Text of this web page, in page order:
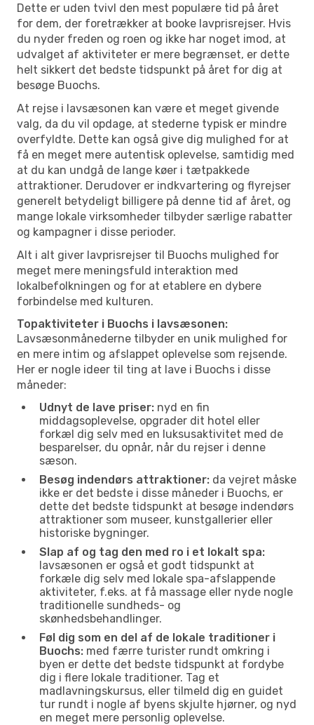
Dette er uden tvivl den mest populære tid på året
for dem, der foretrækker at booke lavprisrejser. Hvis
du nyder freden og roen og ikke har noget imod, at
udvalget af aktiviteter er mere begrænset, er dette
helt sikkert det bedste tidspunkt på året for dig at
besøge Buochs.
At rejse i lavsæsonen kan være et meget givende
valg, da du vil opdage, at stederne typisk er mindre
overfyldte. Dette kan også give dig mulighed for at
få en meget mere autentisk oplevelse, samtidig med
at du kan undgå de lange køer i tætpakkede
attraktioner. Derudover er indkvartering og flyrejser
generelt betydeligt billigere på denne tid af året, og
mange lokale virksomheder tilbyder særlige rabatter
og kampagner i disse perioder.
Alt i alt giver lavprisrejser til Buochs mulighed for
meget mere meningsfuld interaktion med
lokalbefolkningen og for at etablere en dybere
forbindelse med kulturen.
Topaktiviteter i Buochs i lavsæsonen:
Lavsæsonmånederne tilbyder en unik mulighed for
en mere intim og afslappet oplevelse som rejsende.
Her er nogle ideer til ting at lave i Buochs i disse
måneder:
Udnyt de lave priser: nyd en fin
middagsoplevelse, opgrader dit hotel eller
forkæl dig selv med en luksusaktivitet med de
besparelser, du opnår, når du rejser i denne
sæson.
Besøg indendørs attraktioner: da vejret måske
ikke er det bedste i disse måneder i Buochs, er
dette det bedste tidspunkt at besøge indendørs
attraktioner som museer, kunstgallerier eller
historiske bygninger.
Slap af og tag den med ro i et lokalt spa:
lavsæsonen er også et godt tidspunkt at
forkæle dig selv med lokale spa-afslappende
aktiviteter, f.eks. at få massage eller nyde nogle
traditionelle sundheds- og
skønhedsbehandlinger.
Føl dig som en del af de lokale traditioner i
Buochs: med færre turister rundt omkring i
byen er dette det bedste tidspunkt at fordybe
dig i flere lokale traditioner. Tag et
madlavningskursus, eller tilmeld dig en guidet
tur rundt i nogle af byens skjulte hjørner, og nyd
en meget mere personlig oplevelse.